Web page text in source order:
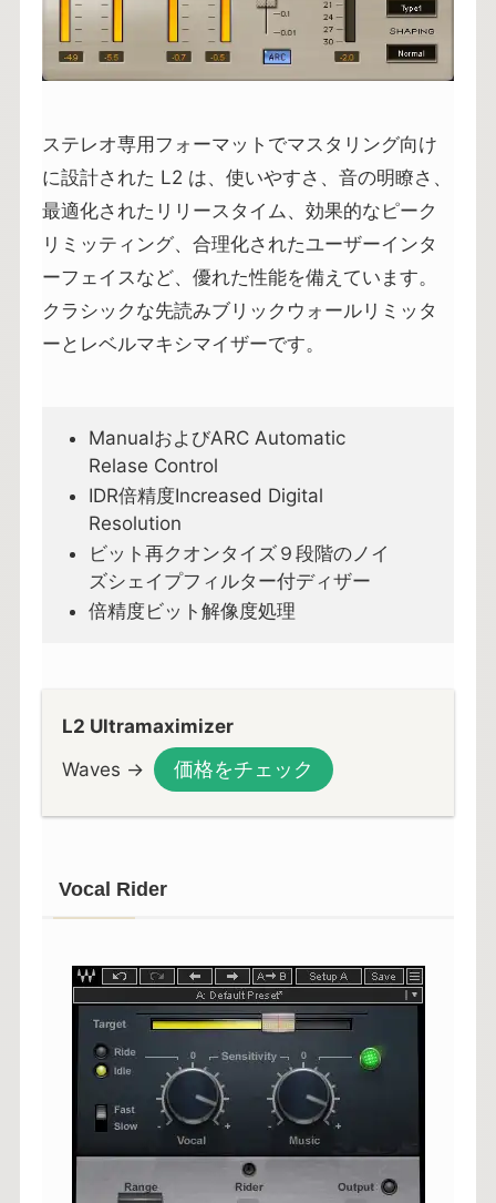
ステレオ専用フォーマットでマスタリング向け
に設計された L2 は、使いやすさ、音の明瞭さ、
最適化されたリリースタイム、効果的なピーク
リミッティング、合理化されたユーザーインタ
ーフェイスなど、優れた性能を備えています。
クラシックな先読みブリックウォールリミッタ
ーとレベルマキシマイザーです。
ManualおよびARC Automatic
Relase Control
IDR倍精度Increased Digital
Resolution
ビット再クオンタイズ９段階のノイ
ズシェイプフィルター付ディザー
倍精度ビット解像度処理
L2 Ultramaximizer
Waves →
価格をチェック
Vocal Rider